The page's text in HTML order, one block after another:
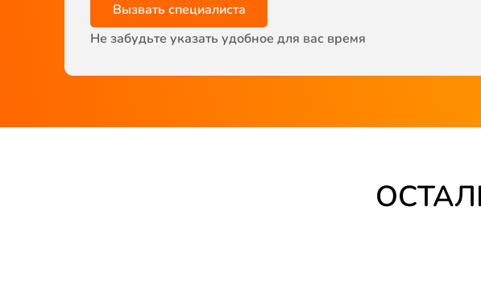
Вызвать специалиста
Не забудьте указать удобное для вас время